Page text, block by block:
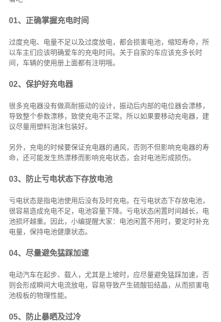
01、正确掌握充电时间
过度充电、电量不足以及过度放电，都会损害电池，缩短寿命，所
以车主们应该明确爱车的充电时间。关于自家的车应该充多长时
间，车辆的使用册上面都有注明哦。
02、保护好充电器
很多充电器没有做高耐振动的设计，振动后内部的电位器会漂移，
导致整个参数漂移，致使充电不正常。所以如果要移动充电器，建
议尽量用塑料泡沫包装好。
另外，充电的时候要保证充电器的通风，否则不但影响充电器的寿
命，还可能发生热漂移而影响充电状态，会对电池形成损伤。
03、防止亏电状态下存放电池
亏电状态是指电池使用后没有及时充电。在亏电状态下存放电池，
很容易造成充电不足，电池容量下降。亏电状态闲置时间越长，电
池损坏越重。因此，小编提醒大家：电池闲置不用时，要定时补充
电量，保持电池健康状态。
04、尽量避免猛踩加速
电动汽车在起步、载人，尤其是上坡时，应尽量避免猛踩加速，否
则会形成瞬间大电流放电，容易导致产生硫酸铅结晶，从而损害电
池极板的物理性能。
05、防止暴晒及过冷